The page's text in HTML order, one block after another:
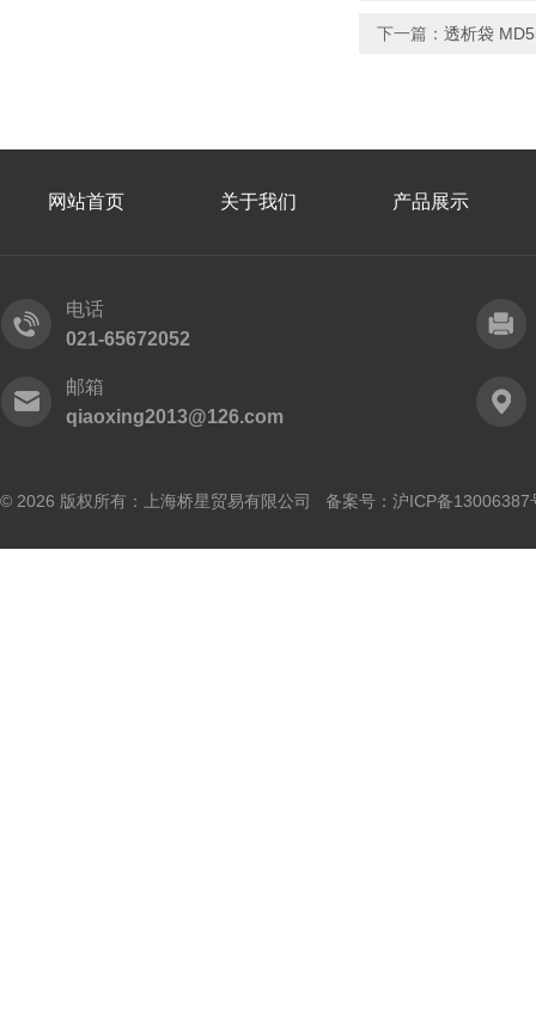
下一篇： 透析袋
网站首页 关于我们 产品展示
电话
021-65672052
邮箱
qiaoxing2013@126.com
© 2026 版权所有：上海桥星贸易有限公司 备案号： 沪ICP备13006387